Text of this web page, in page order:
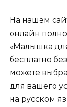
На нашем
онлайн
«Малышка
бесплатно
можете
для вашего
на русском